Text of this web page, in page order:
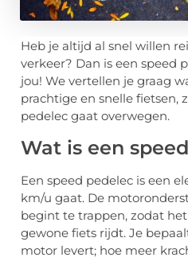
Heb je altijd al snel willen
verkeer? Dan is een speed
jou! We vertellen je graag
prachtige en snelle fietsen,
pedelec gaat overwegen.
Wat is een
Een speed pedelec is een
km/u gaat. De
begint te trappen, zodat
gewone fiets rijdt. Je
motor levert; hoe meer